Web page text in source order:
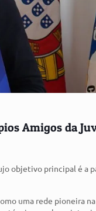
Amigos da
objetivo principal é a
uma rede pioneira na